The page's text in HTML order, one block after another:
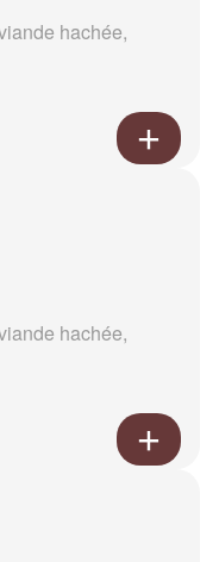
hachée,
hachée,